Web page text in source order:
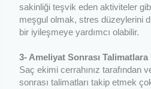
sakinliği teşvik eden aktiviteler
meşgul olmak, stres düzeylerini
bir iyileşmeye yardımcı olabilir.
3- Ameliyat Sonrası Talimatlara
Saç ekimi cerrahınız tarafından
sonrası talimatları takip etmek